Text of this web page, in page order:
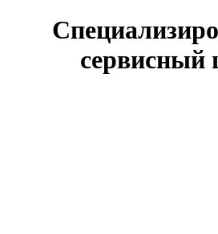
сервисный